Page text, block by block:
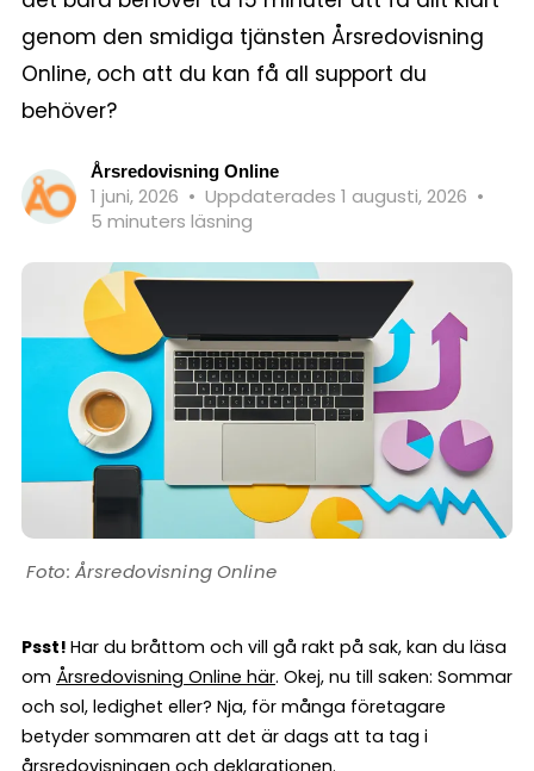
genom den smidiga tjänsten Årsredovisning
Online, och att du kan få all support du
behöver?
Årsredovisning Online
1 juni, 2026 • Uppdaterades 1 augusti, 2026 •
5 minuters läsning
Årsredovisning Online
Psst! Har du bråttom och vill gå rakt på sak, kan du läsa
om Årsredovisning Online här. Okej, nu till saken: Sommar
och sol, ledighet eller? Nja, för många företagare
betyder sommaren att det är dags att ta tag i
årsredovisningen och deklarationen.